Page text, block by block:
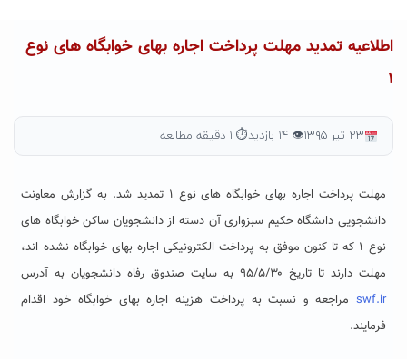
اطلاعیه تمدید مهلت پرداخت اجاره بهای خوابگاه های نوع
۱
۲۳ تیر ۱۳۹۵ 👁 ۱۴ بازدید ⏱ ۱ دقیقه مطالعه
مهلت پرداخت اجاره بهای خوابگاه های نوع ۱ تمدید شد. به گزارش معاونت
دانشجویی دانشگاه حکیم سبزواریآن دسته از دانشجویان ساکن خوابگاه های
نوع ۱ که تا کنون موفق به پرداخت الکترونیکی اجاره بهای خوابگاه نشده اند،
مهلت دارند تا تاریخ ۹۵/۵/۳۰ به سایت صندوق رفاه دانشجویان به آدرس
swf.ir مراجعه و نسبت به پرداخت هزینه اجاره بهای خوابگاه خود اقدام
فرمایند.